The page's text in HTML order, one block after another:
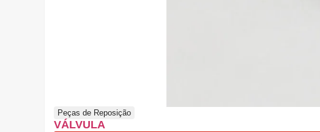
Peças de Reposição
VÁLVULA